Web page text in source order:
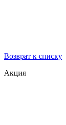
Возврат к списку
Акция